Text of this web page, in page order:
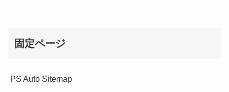
固定ページ
PS Auto Sitemap